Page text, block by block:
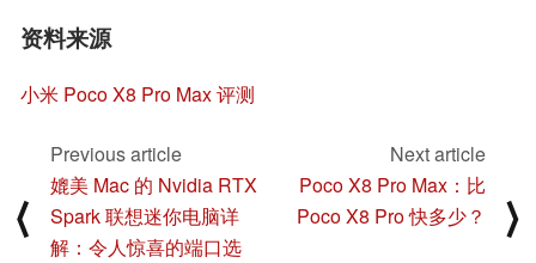
资料来源
小米 Poco X8 Pro Max 评测
⟨
Previous article
媲美 Mac 的 Nvidia RTX
Spark 联想迷你电脑详
解：令人惊喜的端口选
Next article
Poco X8 Pro Max：比
Poco X8 Pro 快多少？
⟩